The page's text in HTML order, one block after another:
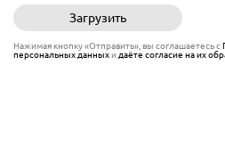
Загрузить
Нажимая кнопку «Отправить», вы соглашаетесь с
персональных данныхи даёте согласие на их